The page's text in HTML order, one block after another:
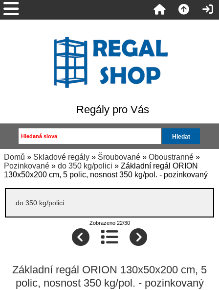
Regály pro Vás
Domů » Skladové regály » Šroubované » Oboustranné »
Pozinkované » do 350 kg/polici » Základní regál ORION
130x50x200 cm, 5 polic, nosnost 350 kg/pol. - pozinkovaný
do 350 kg/polici
Zobrazeno 22/30
Základní regál ORION 130x50x200 cm, 5
polic, nosnost 350 kg/pol. - pozinkovaný